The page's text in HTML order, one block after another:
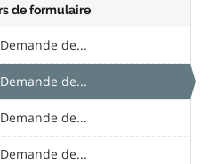
de formulaire
de...
de...
de...
de...